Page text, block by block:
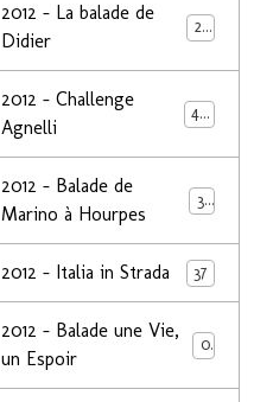
2012 - La balade de
Didier
25
2012 - Challenge
Agnelli
44
2012 - Balade de
Marino à Hourpes
39
2012 - Italia in Strada 37
2012 - Balade une Vie,
un Espoir
0